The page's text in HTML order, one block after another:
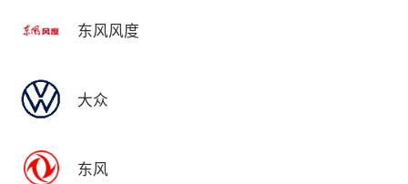
东风风度
大众
东风